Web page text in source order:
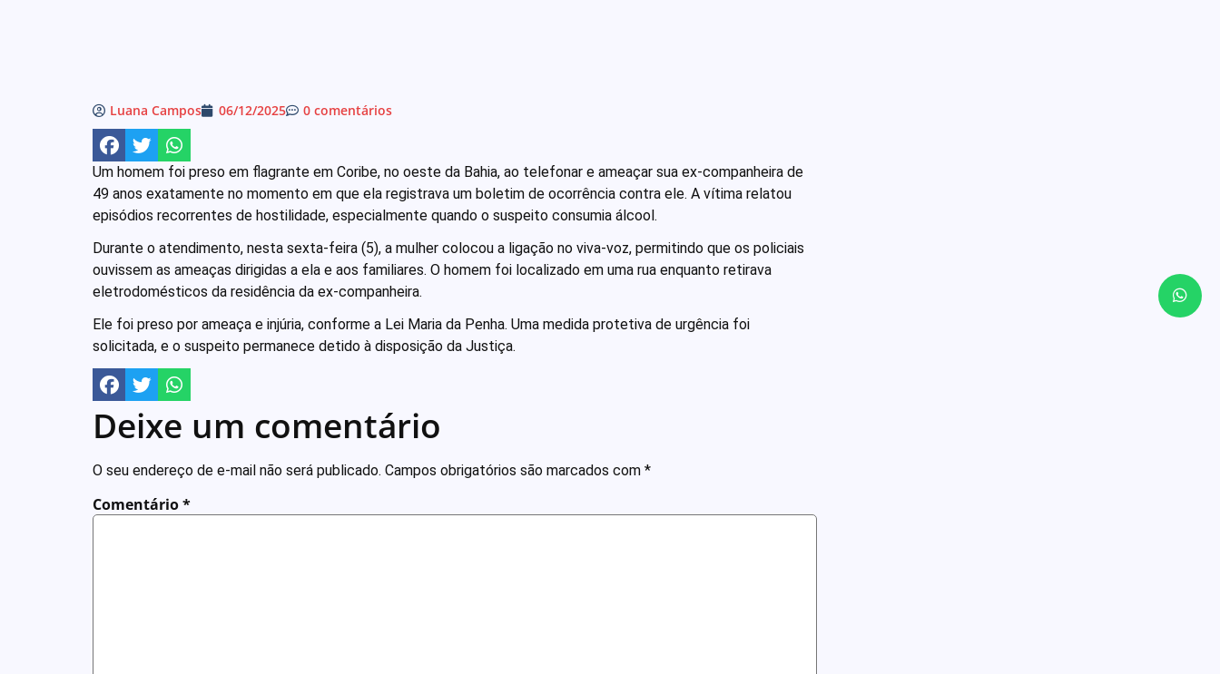
Luana Campos 06/12/2025 0 comentários
Um homem foi preso em flagrante em Coribe, no oeste da Bahia, ao telefonar e ameaçar sua ex-companheira de
49 anos exatamente no momento em que ela registrava um boletim de ocorrência contra ele. A vítima relatou
episódios recorrentes de hostilidade, especialmente quando o suspeito consumia álcool.
Durante o atendimento, nesta sexta-feira (5), a mulher colocou a ligação no viva-voz, permitindo que os policiais
ouvissem as ameaças dirigidas a ela e aos familiares. O homem foi localizado em uma rua enquanto retirava
eletrodomésticos da residência da ex-companheira.
Ele foi preso por ameaça e injúria, conforme a Lei Maria da Penha. Uma medida protetiva de urgência foi
solicitada, e o suspeito permanece detido à disposição da Justiça.
Deixe um comentário
O seu endereço de e-mail não será publicado. Campos obrigatórios são marcados com *
Comentário*